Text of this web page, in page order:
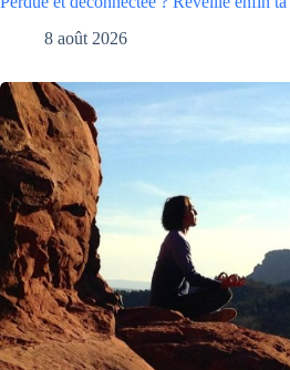
8 août 2026